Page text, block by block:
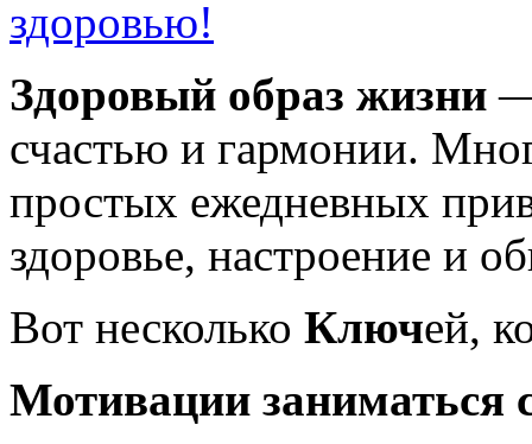
Здоровый образ жизни —
счастью и гармонии.
простых ежедневных
здоровье, настроение и
Вот несколько Ключей,
Мотивации заниматься